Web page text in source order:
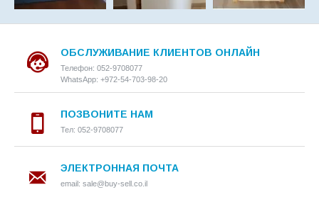
ОБСЛУЖИВАНИЕ КЛИЕНТОВ ОНЛАЙН
Телефон: 052-9708077
WhatsApp: +972-54-703-98-20
ПОЗВОНИТЕ НАМ
Тел: 052-9708077
ЭЛЕКТРОННАЯ ПОЧТА
email: sale@buy-sell.co.il